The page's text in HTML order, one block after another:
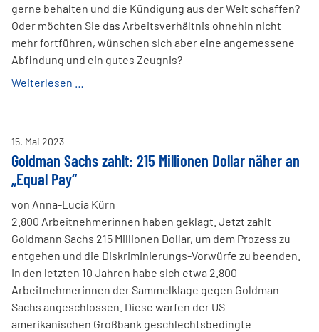
gerne behalten und die Kündigung aus der Welt schaffen?
Oder möchten Sie das Arbeitsverhältnis ohnehin nicht
mehr fortführen, wünschen sich aber eine angemessene
Abfindung und ein gutes Zeugnis?
Weiterlesen …
sich
15. Mai 2023
Goldman Sachs zahlt: 215 Millionen Dollar näher an
„Equal Pay“
von Anna-Lucia Kürn
2.800 Arbeitnehmerinnen haben geklagt. Jetzt zahlt
Goldmann Sachs 215 Millionen Dollar, um dem Prozess zu
entgehen und die Diskriminierungs-Vorwürfe zu beenden.
In den letzten 10 Jahren habe sich etwa 2.800
Arbeitnehmerinnen der Sammelklage gegen Goldman
Sachs angeschlossen. Diese warfen der US-
amerikanischen Großbank geschlechtsbedingte